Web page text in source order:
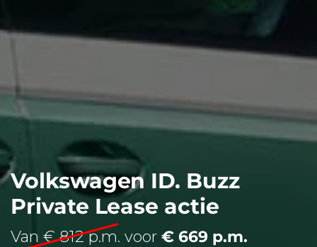
Volkswagen ID. Buzz
Private Lease actie
Van € 812 p.m. voor € 669 p.m.